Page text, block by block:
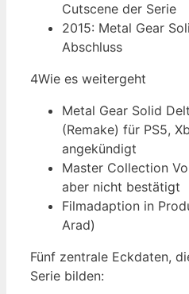
Cutscene der Serie
2015: Metal Gear
Abschluss
4Wie es weitergeht
Metal Gear Solid
(Remake) für PS5,
angekündigt
Master Collection
aber nicht bestätigt
Filmadaption in
Arad)
Fünf zentrale Eckdaten,
Serie bilden: